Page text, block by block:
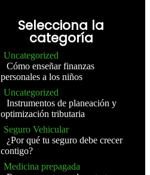
Selecciona la
categoría
Uncategorized
Cómo enseñar finanzas
personales a los niños
Uncategorized
Instrumentos de planeación y
optimización tributaria
Seguro Vehicular
¿Por qué tu seguro debe crecer
contigo?
Medicina prepagada